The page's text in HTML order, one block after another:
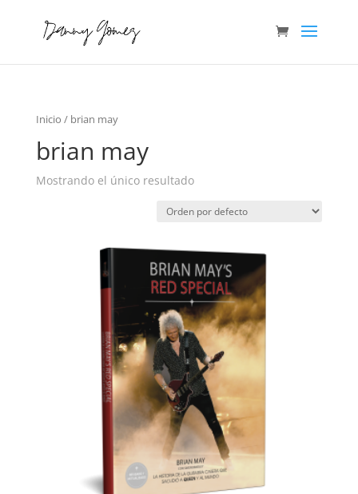
Inicio / brian may
brian may
Mostrando el único resultado